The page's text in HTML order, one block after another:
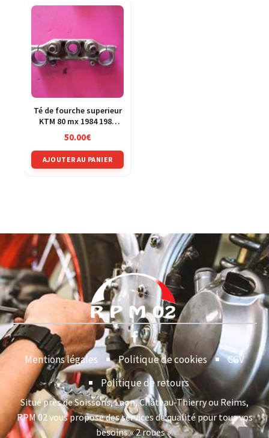
Té de fourche superieur
KTM 80 mx 1984 1985
1986
50.00€
AJOUTER AU PANIER
Mentions légales Politique de cookies
CGV
Politique de retours
Situé près de Soissons, Laon, Château-Thierry ou Reims,
RPM 02 vous propose des services de qualité pour tous vos
besoins « 2 roues ».